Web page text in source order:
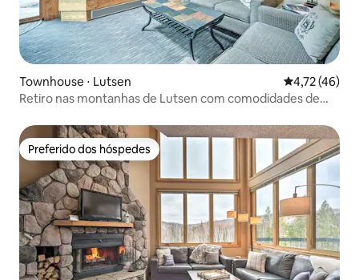
Townhouse ⋅ Lutsen 4,72 de uma
4,72 (46)
Retiro nas montanhas de Lutsen com comodidades de
Preferido dos hóspedes
Preferido dos hóspedes